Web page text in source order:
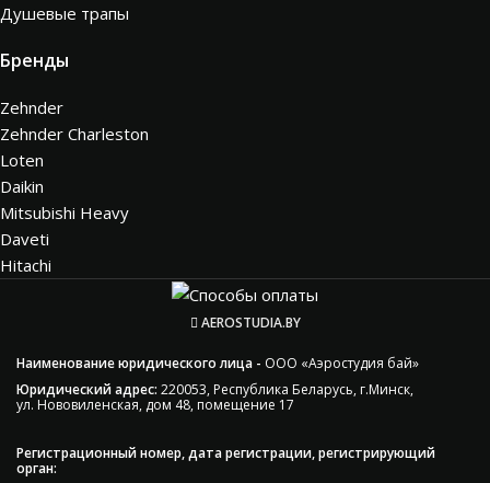
Душевые трапы
Бренды
Zehnder
Zehnder Charleston
Loten
Daikin
Mitsubishi Heavy
Daveti
Hitachi
AEROSTUDIA.BY
Наименование юридического лица - ООО «Аэростудия бай»
Юридический адрес: 220053, Республика Беларусь, г.Минск,
ул. Нововиленская, дом 48, помещение 17
Регистрационный номер, дата регистрации, регистрирующий
орган: